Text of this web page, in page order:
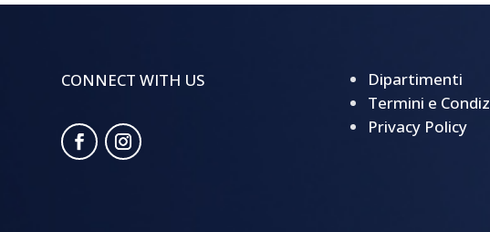
CONNECT WITH US
Dipartimenti
Termini e
Privacy Policy